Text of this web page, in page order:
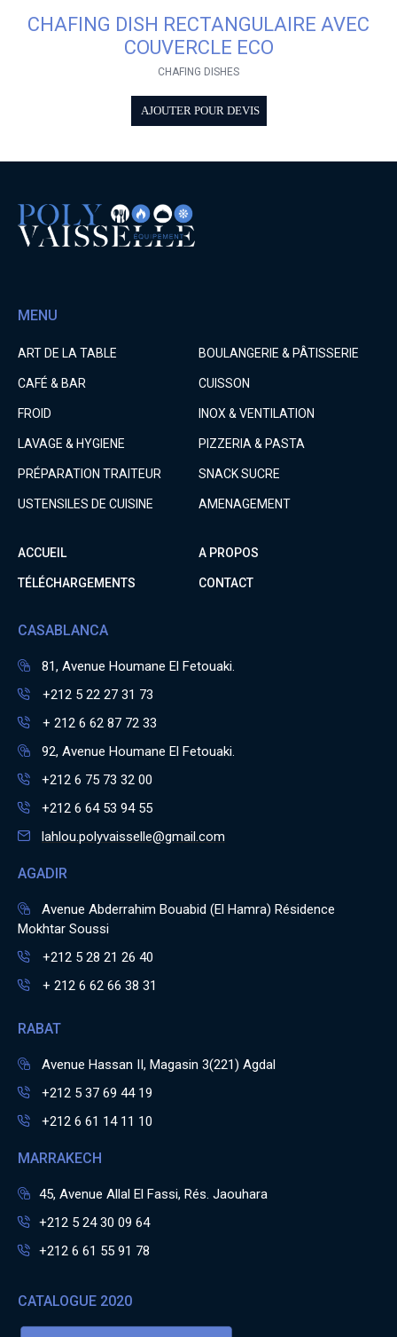
CHAFING DISH RECTANGULAIRE AVEC
COUVERCLE ECO
CHAFING DISHES
AJOUTER POUR DEVIS
MENU
ART DE LA TABLE BOULANGERIE & PÂTISSERIE
CAFÉ & BAR CUISSON
FROID INOX & VENTILATION
LAVAGE & HYGIENE PIZZERIA & PASTA
PRÉPARATION TRAITEUR SNACK SUCRE
USTENSILES DE CUISINE AMENAGEMENT
ACCUEIL A PROPOS
TÉLÉCHARGEMENTS CONTACT
CASABLANCA
81, Avenue Houmane El Fetouaki.
+212 5 22 27 31 73
+ 212 6 62 87 72 33
92, Avenue Houmane El Fetouaki.
+212 6 75 73 32 00
+212 6 64 53 94 55
lahlou.polyvaisselle@gmail.com
AGADIR
Avenue Abderrahim Bouabid (El Hamra) Résidence
Mokhtar Soussi
+212 5 28 21 26 40
+ 212 6 62 66 38 31
RABAT
Avenue Hassan II, Magasin 3(221) Agdal
+212 5 37 69 44 19
+212 6 61 14 11 10
MARRAKECH
45, Avenue Allal El Fassi, Rés. Jaouhara
+212 5 24 30 09 64
+212 6 61 55 91 78
CATALOGUE 2020